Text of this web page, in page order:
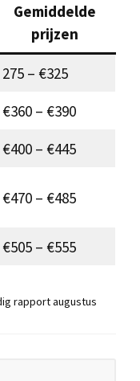
Gemiddelde
prijzen
275 – €325
€360 – €390
€400 – €445
€470 – €485
€505 – €555
rapport augustus